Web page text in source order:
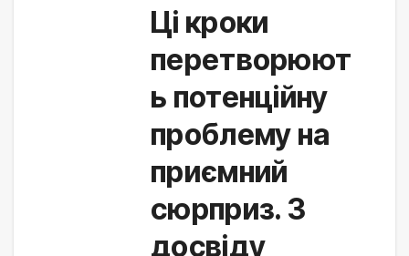
Ці кроки
перетворюют
ь потенційну
проблему на
приємний
сюрприз. З
досвіду